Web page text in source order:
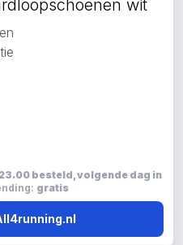
wit
besteld, volgende dag in
gratis